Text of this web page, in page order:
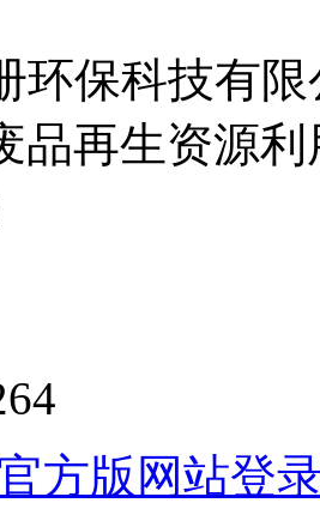
环保科技有
品再生资源
方版网站登